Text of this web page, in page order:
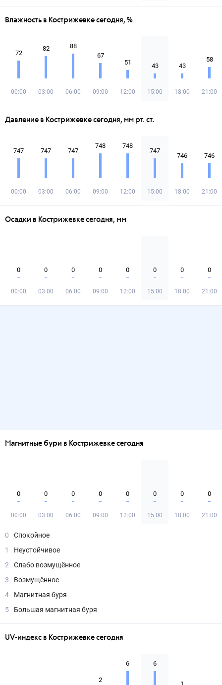
Влажность в Кострижевке сегодня, %
72
00:00
82
03:00
88
06:00
67
09:00
51
12:00
43
15:00
43
18:00
58
21:00
Давление в Кострижевке сегодня, мм рт. ст.
747
00:00
747
03:00
747
06:00
748
09:00
748
12:00
747
15:00
746
18:00
746
21:00
Осадки в Кострижевке сегодня, мм
0
00:00
0
03:00
0
06:00
0
09:00
0
12:00
0
15:00
0
18:00
0
21:00
Магнитные бури в Кострижевке сегодня
0
00:00
0
03:00
0
06:00
0
09:00
0
12:00
0
15:00
0
18:00
0
21:00
0
Спокойное
1
Неустойчивое
2
Слабо возмущённое
3
Возмущённое
4
Магнитная буря
5
Большая магнитная буря
UV-индекс в Кострижевке сегодня
2
6 6